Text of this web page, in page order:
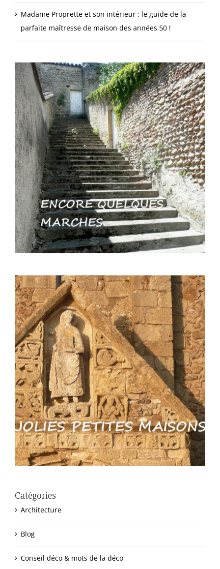
Madame Proprette et son intérieur : le guide de la
parfaite maîtresse de maison des années 50 !
Catégories
Architecture
Blog
Conseil déco & mots de la déco